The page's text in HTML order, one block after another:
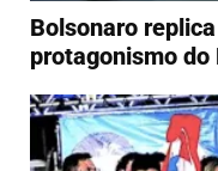
Bolsonaro
protagonismo do